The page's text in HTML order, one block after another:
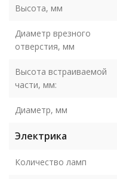
Высота, мм
Диаметр врезного
отверстия, мм
Высота встраиваемой
части, мм:
Диаметр, мм
Электрика
Количество ламп